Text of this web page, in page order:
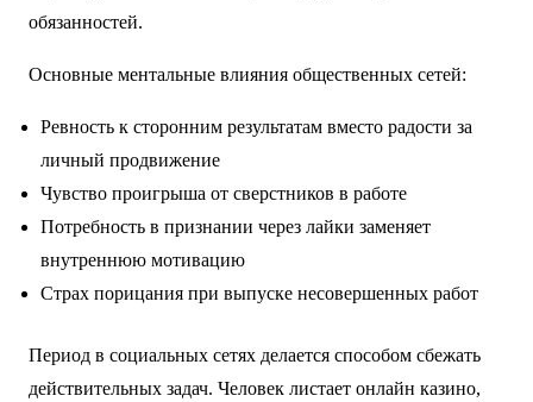
обязанностей.
Основные ментальные влияния общественных сетей:
Ревность к сторонним результатам вместо радости за
личный продвижение
Чувство проигрыша от сверстников в работе
Потребность в признании через лайки заменяет
внутреннюю мотивацию
Страх порицания при выпуске несовершенных работ
Период в социальных сетях делается способом сбежать
действительных задач. Человек листает онлайн казино,